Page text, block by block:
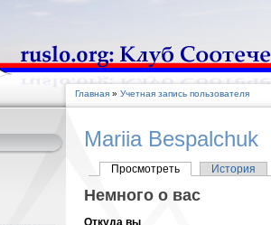
Главная » Учетная запись пользователя
Mariia Bespalchuk
Просмотреть История
Немного о вас
Откуда вы